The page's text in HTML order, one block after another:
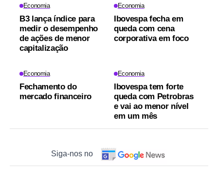
Economia
B3 lança índice para
medir o desempenho
de ações de menor
capitalização
Economia
Ibovespa fecha em
queda com cena
corporativa em foco
Economia
Fechamento do
mercado financeiro
Economia
Ibovespa tem forte
queda com Petrobras
e vai ao menor nível
em um mês
Siga-nos no